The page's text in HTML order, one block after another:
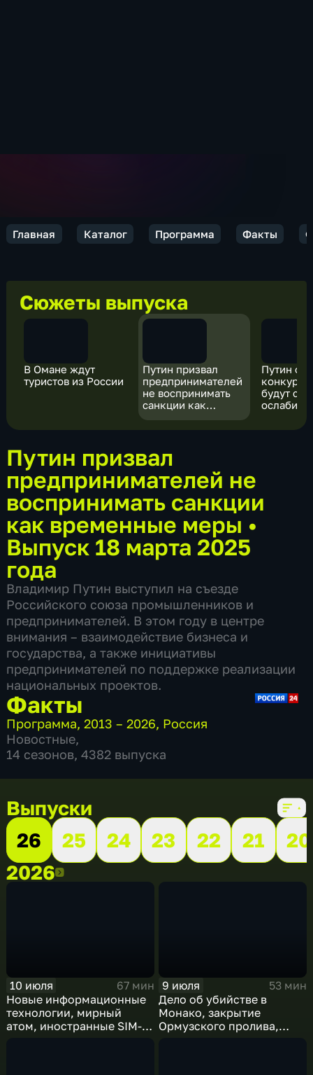
Главная Каталог Программа Факты
Сюжеты выпуска
В Омане ждут
туристов из России
Путин призвал
предпринимателей
не воспринимать
санкции как
Путин о
будут
Путин призвал
предпринимателей не
воспринимать санкции
как временные меры •
Выпуск 18 марта 2025
года
Владимир Путин выступил на съезде
Российского союза промышленников и
предпринимателей. В этом году в центре
внимания – взаимодействие бизнеса и
государства, а также инициативы
предпринимателей по поддержке реализации
национальных проектов.
Факты
Программа,2013 – 2026, Россия
Новостные,
14 сезонов, 4382 выпуска
Выпуски
26
25 24 23 22 21
20
20262026
10 июля
67 мин
Новые информационные
технологии, мирный
атом, иностранные SIM-
9 июля
53 мин
Дело об убийстве в
Монако, закрытие
Ормузского пролива,